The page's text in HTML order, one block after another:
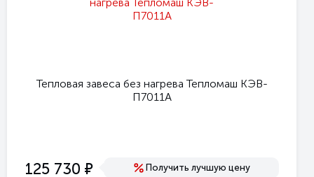
Тепловая завеса без нагрева Тепломаш КЭВ-
П7011А
125 730 е Получить лучшую цену